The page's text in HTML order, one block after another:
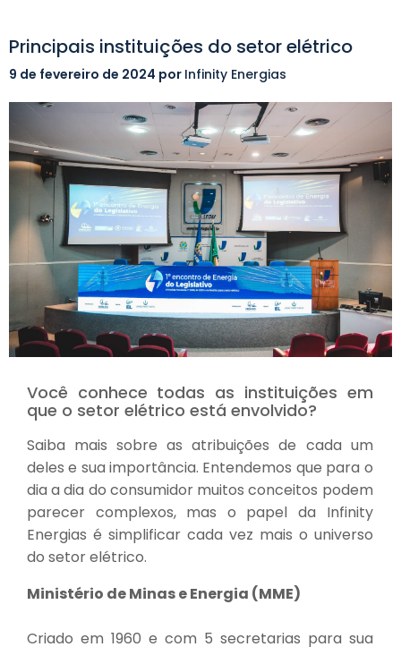
Principais instituições do setor elétrico
9 de fevereiro de 2024 por Infinity Energias
Você conhece todas as instituições em
que o setor elétrico está envolvido?
Saiba mais sobre as atribuições de cada um
deles e sua importância. Entendemos que para o
dia a dia do consumidor muitos conceitos podem
parecer complexos, mas o papel da Infinity
Energias é simplificar cada vez mais o universo
do setor elétrico.
Ministério de Minas e Energia (MME)
Criado em 1960 e com 5 secretarias para sua